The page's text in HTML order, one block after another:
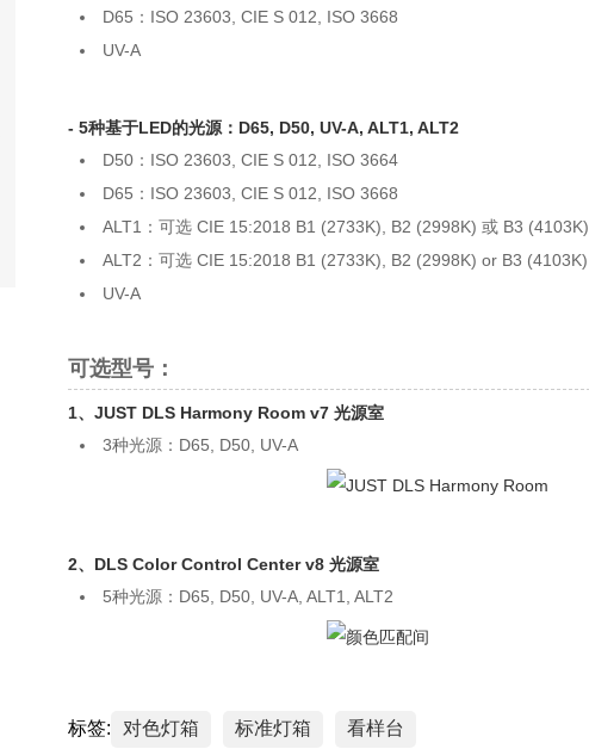
D65：ISO 23603, CIE S 012, ISO 3668
UV-A
- 5种基于LED的光源：D65, D50, UV-A, ALT1, ALT2
D50：ISO 23603, CIE S 012, ISO 3664
D65：ISO 23603, CIE S 012, ISO 3668
ALT1：可选 CIE 15:2018 B1 (2733K), B2 (2998K) 或 B3 (4103K)
ALT2：可选 CIE 15:2018 B1 (2733K), B2 (2998K) or B3 (4103K)
UV-A
可选型号：
1、JUST DLS Harmony Room v7 光源室
3种光源：D65, D50, UV-A
2、DLS Color Control Center v8 光源室
5种光源：D65, D50, UV-A, ALT1, ALT2
标签: 对色灯箱 标准灯箱 看样台